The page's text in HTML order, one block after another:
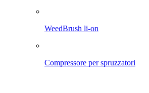
WeedBrush li-on
Compressore per spruzzatori